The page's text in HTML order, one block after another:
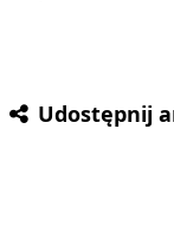
Udostępnij